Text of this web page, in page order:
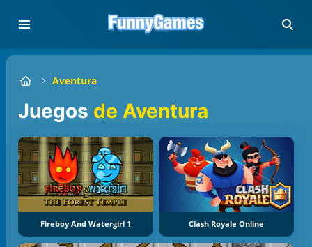
Aventura
Juegos de Aventura
Fireboy And Watergirl 1 Clash Royale Online